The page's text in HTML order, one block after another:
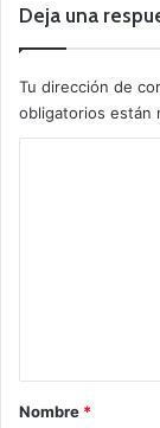
Deja una
Tu dirección de
obligatorios están
rNombre *